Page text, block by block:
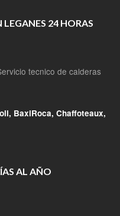
LEGANES 24 HORAS
tecnico de calderas
BaxiRoca, Chaffoteaux,
AL AÑO